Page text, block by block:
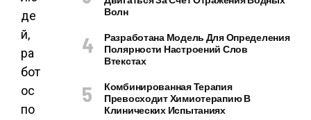
де
й,
ра
бот
ос
по
Волн
Разработана Модель Для Определения
Полярности Настроений Слов
Втекстах
Комбинированная Терапия
Превосходит Химиотерапию В
Клинических Испытаниях